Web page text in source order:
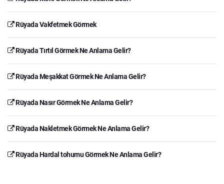
Rüyada Vakfetmek Görmek
Rüyada Tırtıl Görmek Ne Anlama Gelir?
Rüyada Meşakkat Görmek Ne Anlama Gelir?
Rüyada Nasır Görmek Ne Anlama Gelir?
Rüyada Nakletmek Görmek Ne Anlama Gelir?
Rüyada Hardal tohumu Görmek Ne Anlama Gelir?